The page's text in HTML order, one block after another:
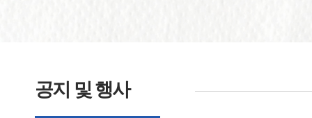
공지 및 행사